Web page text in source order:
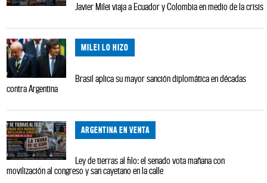
Javier Milei viaja a Ecuador y Colombia en medio de la crisis
MILEI LO HIZO
Brasil aplica su mayor sanción diplomática en décadas
contra Argentina
ARGENTINA EN VENTA
Ley de tierras al filo: el senado vota mañana con
movilización al congreso y san cayetano en la calle